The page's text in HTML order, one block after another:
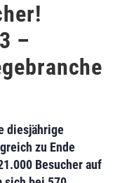
–
diesjährige
zu Ende
Besucher auf